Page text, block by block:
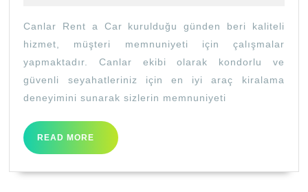
Kiralama
Canlar Rent a Car kurulduğu günden beri kaliteli
hizmet, müşteri memnuniyeti için çalışmalar
yapmaktadır. Canlar ekibi olarak kondorlu ve
güvenli seyahatleriniz için en iyi araç kiralama
deneyimini sunarak sizlerin memnuniyeti
READ MORE
READ
MORE